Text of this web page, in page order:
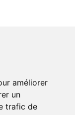
améliorer
un
trafic de